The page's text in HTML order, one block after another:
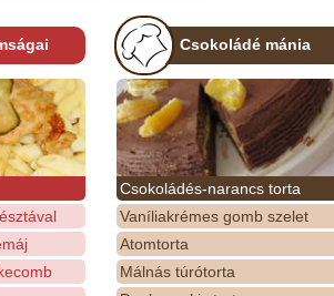
Csokoládé mánia
Csokoládés-narancs torta
Vaníliakrémes gomb szelet
Atomtorta
Málnás túrótorta